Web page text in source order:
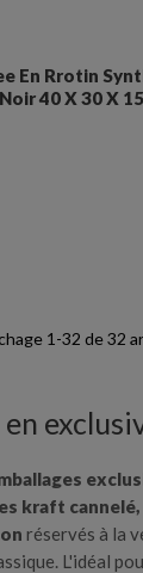
En Rrotin
40 X 30 X
1-32 de 32
en
kraft cannelé,
réservés à la
L'idéal